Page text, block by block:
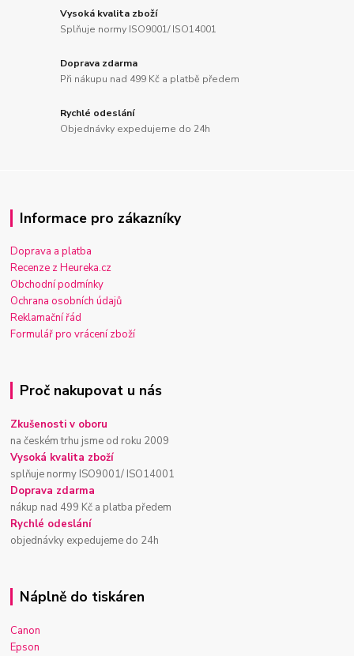
Vysoká kvalita zboží
Splňuje normy ISO9001/ ISO14001
Doprava zdarma
Při nákupu nad 499 Kč a platbě předem
Rychlé odeslání
Objednávky expedujeme do 24h
Informace pro zákazníky
Doprava a platba
Recenze z Heureka.cz
Obchodní podmínky
Ochrana osobních údajů
Reklamační řád
Formulář pro vrácení zboží
Proč nakupovat u nás
Zkušenosti v oboru
na českém trhu jsme od roku 2009
Vysoká kvalita zboží
splňuje normy ISO9001/ ISO14001
Doprava zdarma
nákup nad 499 Kč a platba předem
Rychlé odeslání
objednávky expedujeme do 24h
Náplně do tiskáren
Canon
Epson